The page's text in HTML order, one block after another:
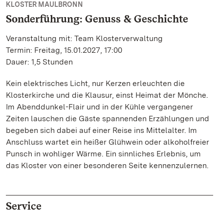
KLOSTER MAULBRONN
Sonderführung: Genuss & Geschichte
Veranstaltung mit: Team Klosterverwaltung
Termin: Freitag, 15.01.2027, 17:00
Dauer: 1,5 Stunden
Kein elektrisches Licht, nur Kerzen erleuchten die
Klosterkirche und die Klausur, einst Heimat der Mönche.
Im Abenddunkel-Flair und in der Kühle vergangener
Zeiten lauschen die Gäste spannenden Erzählungen und
begeben sich dabei auf einer Reise ins Mittelalter. Im
Anschluss wartet ein heißer Glühwein oder alkoholfreier
Punsch in wohliger Wärme. Ein sinnliches Erlebnis, um
das Kloster von einer besonderen Seite kennenzulernen.
Service